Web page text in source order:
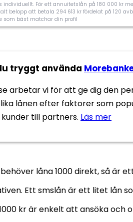
24 timmar
individuellt. För ett annuitetslån på 180 000 kr
belopp att betala 294 613 kr fördelat på
som bäst matchar din profil
3.7
Morebanker rating
Zmarta
Nej
dag
tryggt använda
arbetar vi för att ge dig den
lånen efter faktorer som
till partners. Läs mer
låna 1000 direkt, så är
Ett smslån är ett litet lån
kr är enkelt att ansöka